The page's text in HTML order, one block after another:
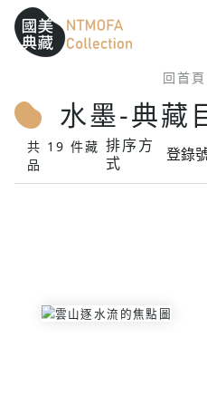
跳到中間主要內容區
網站導覽
:::
回首頁
水墨-典藏
共 19 件藏
品
排序方
式
登錄